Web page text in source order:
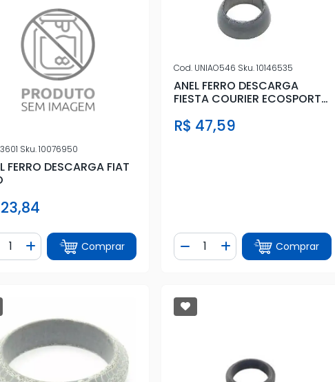
3601 Sku.10076950
FERRO DESCARGA FIAT
Quantidade
Adicionar Quantidade
Comprar
Cod. UNIAO546 Sku.10146535
ANEL FERRO DESCARGA
FIESTA COURIER ECOSPORT
R$ 47,59
Diminuir Quantidade
Quantidade
Adicionar Quantidade
Comprar